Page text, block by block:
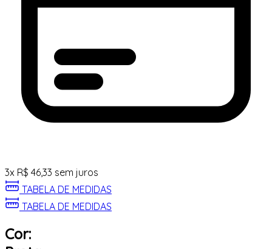
3x R$ 46,33 sem juros
TABELA DE MEDIDAS
TABELA DE MEDIDAS
Cor: